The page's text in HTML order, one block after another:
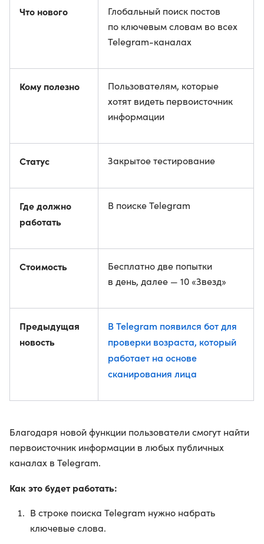
Что нового
Глобальный поиск постов
по ключевым словам во всех
Telegram-каналах
Кому полезно
Пользователям, которые
хотят видеть первоисточник
информации
Статус Закрытое тестирование
Где должно
работать
В поиске Telegram
Стоимость
Бесплатно две попытки
в день, далее — 10 «Звезд»
Предыдущая
новость
В Telegram появился бот для
проверки возраста, который
работает на основе
сканирования лица
Благодаря новой функции пользователи смогут найти
первоисточник информации в любых публичных
каналах в Telegram.
Как это будет работать:
В строке поиска Telegram нужно набрать
ключевые слова.